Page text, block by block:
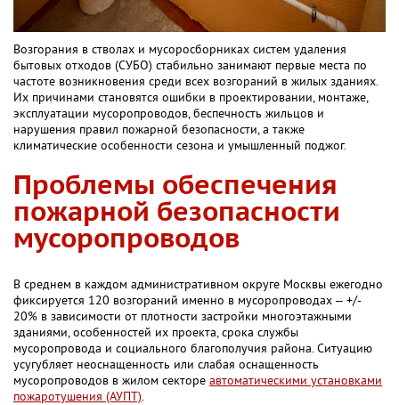
Возгорания в стволах и мусоросборниках систем удаления
бытовых отходов (СУБО) стабильно занимают первые места по
частоте возникновения среди всех возгораний в жилых зданиях.
Их причинами становятся ошибки в проектировании, монтаже,
эксплуатации мусоропроводов, беспечность жильцов и
нарушения правил пожарной безопасности, а также
климатические особенности сезона и умышленный поджог.
Проблемы обеспечения
пожарной безопасности
мусоропроводов
В среднем в каждом административном округе Москвы ежегодно
фиксируется 120 возгораний именно в мусоропроводах – +/-
20% в зависимости от плотности застройки многоэтажными
зданиями, особенностей их проекта, срока службы
мусоропровода и социального благополучия района. Ситуацию
усугубляет неоснащенность или слабая оснащенность
мусоропроводов в жилом секторе автоматическими установками
пожаротушения (АУПТ).